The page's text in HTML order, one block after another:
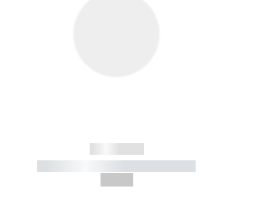
------------
----------- ----------- -----------